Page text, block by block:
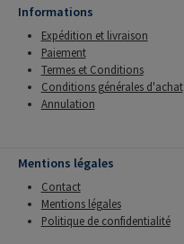
Informations
Expédition et livraison
Paiement
Termes et Conditions
Conditions générales d'achat
Annulation
Mentions légales
Contact
Mentions légales
Politique de confidentialité